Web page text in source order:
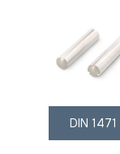
DIN 1471